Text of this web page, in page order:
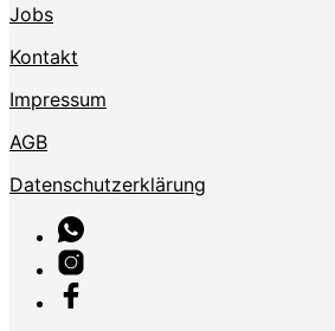
Jobs
Kontakt
Impressum
AGB
Datenschutzerklärung